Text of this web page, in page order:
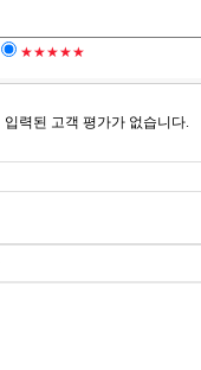
★★★★★
입력된 고객 평가가 없습니다.